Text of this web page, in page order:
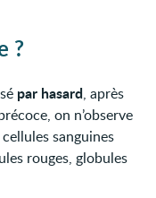
?
par hasard, après
on n’observe
sanguines
rouges, globules